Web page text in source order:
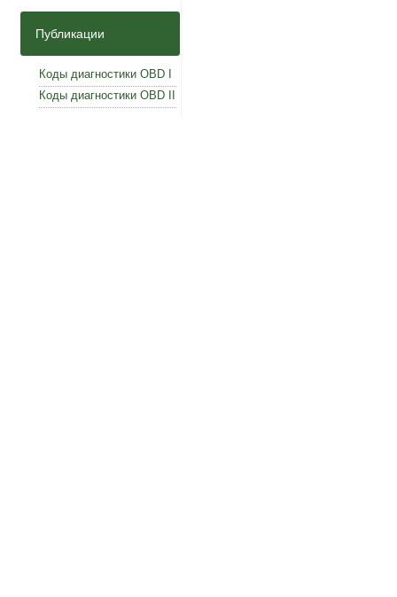
Публикации
Коды диагностики OBD I
Коды диагностики OBD II